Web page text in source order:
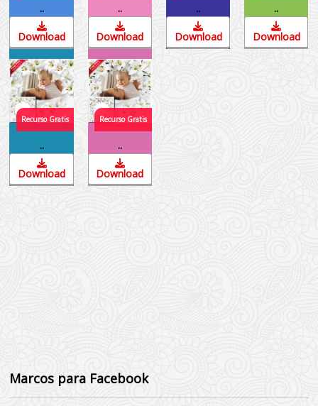
..
Download
..
Download
..
Download
..
Download
..
Download
..
Download
Marcos para Facebook